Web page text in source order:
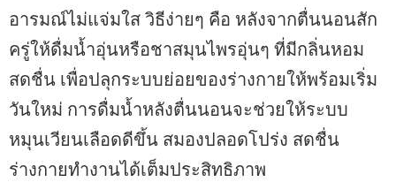
อารมณ์ไม่แจ่มใส วิธีง่ายๆ คือ หลังจากตื่นนอนสัก
ครู่ให้ดื่มน้ำอุ่นหรือชาสมุนไพรอุ่นๆ ที่มีกลิ่นหอม
สดชื่น เพื่อปลุกระบบย่อยของร่างกายให้พร้อมเริ่ม
วันใหม่ การดื่มน้ำหลังตื่นนอนจะช่วยให้ระบบ
หมุนเวียนเลือดดีขึ้น สมองปลอดโปร่ง สดชื่น
ร่างกายทำงานได้เต็มประสิทธิภาพ